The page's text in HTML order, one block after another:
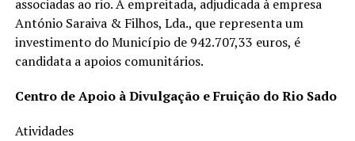
associadas ao rio. A empreitada, adjudicada à empresa
António Saraiva & Filhos, Lda., que representa um
investimento do Município de 942.707,33 euros, é
candidata a apoios comunitários.
Centro de Apoio à Divulgação e Fruição do Rio Sado
Atividades